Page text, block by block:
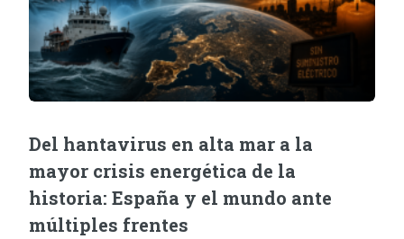
Del hantavirus en alta mar a la
mayor crisis energética de la
historia: España y el mundo ante
múltiples frentes